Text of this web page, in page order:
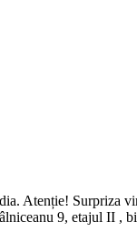
Atenție! Surpriza
9, etajul II ,